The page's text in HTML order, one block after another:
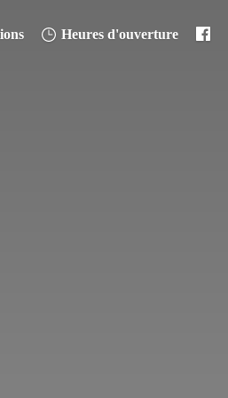
Heures d'ouverture